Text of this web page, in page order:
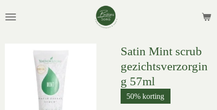
direct
hoofdinhoud
Satin Mint scrub
gezichtsverzorgin
g 57ml
50% korting